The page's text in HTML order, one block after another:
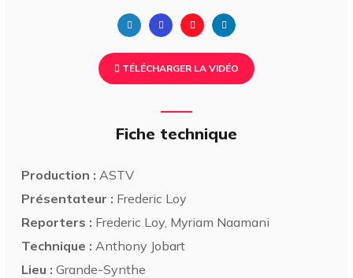
TÉLÉCHARGER LA VIDÉO
Fiche technique
Production : ASTV
Présentateur : Frederic Loy
Reporters : Frederic Loy, Myriam Naamani
Technique : Anthony Jobart
Lieu : Grande-Synthe